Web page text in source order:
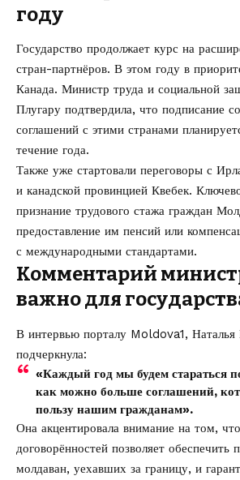
году
Государство продолжает курс на
стран-партнёров. В этом году в
Канада. Министр труда и социальной
Плугару подтвердила, что подписание
соглашений с этими странами
течение года.
Также уже стартовали переговоры с
и канадской провинцией Квебек.
признание трудового стажа граждан
предоставление им пенсий или
с международными стандартами.
Комментарий
важно для
В интервью порталу Moldova1, Наталья
подчеркнула:
«Каждый год мы будем стараться
как можно больше соглашений,
пользу нашим гражданам».
Она акцентировала внимание на том,
договорённостей позволяет обеспечить
молдаван, уехавших за границу, и